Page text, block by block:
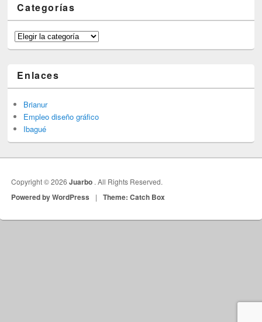
Categorías
Categorías
Enlaces
Brianur
Empleo diseño gráfico
Ibagué
Copyright © 2026Juarbo . All Rights Reserved.
Powered by WordPress | Theme: Catch Box